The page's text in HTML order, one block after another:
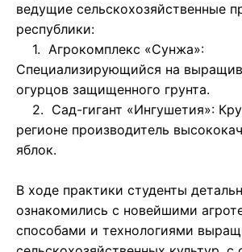
ведущие сельскохозяйственные
республики:
1. Агрокомплекс «Сунжа»:
Специализирующийся на
огурцов защищенного грунта.
2. Сад-гигант «Ингушетия»:
регионе производитель
яблок.
В ходе практики студенты
ознакомились с новейшими
способами и технологиями